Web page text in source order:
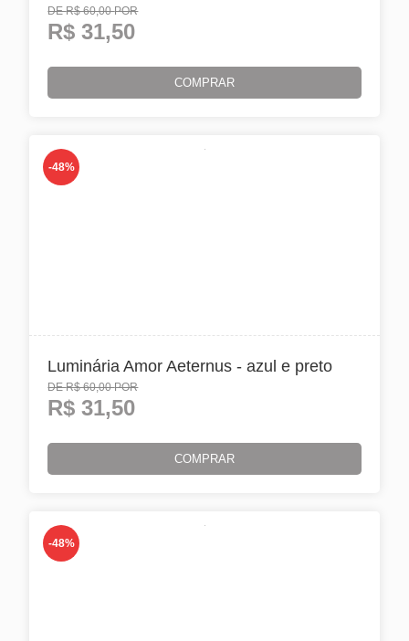
DER$ 60,00POR
R$ 31,50
COMPRAR
-48%
Luminária Amor Aeternus - azul e preto
DER$ 60,00POR
R$ 31,50
COMPRAR
-48%